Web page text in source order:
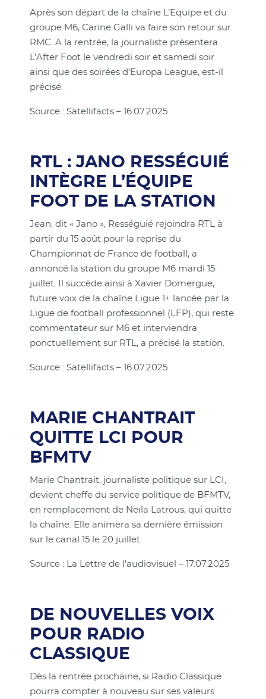
Après son départ de la chaîne L’Equipe et du
groupe M6, Carine Galli va faire son retour sur
RMC. A la rentrée, la journaliste présentera
L’After Foot le vendredi soir et samedi soir
ainsi que des soirées d’Europa League, est-il
précisé.
Source : Satellifacts – 16.07.2025
RTL : JANO RESSÉGUIÉ
INTÈGRE L’ÉQUIPE
FOOT DE LA STATION
Jean, dit « Jano », Rességuié rejoindra RTL à
partir du 15 août pour la reprise du
Championnat de France de football, a
annoncé la station du groupe M6 mardi 15
juillet. Il succède ainsi à Xavier Domergue,
future voix de la chaîne Ligue 1+ lancée par la
Ligue de football professionnel (LFP), qui reste
commentateur sur M6 et interviendra
ponctuellement sur RTL, a précisé la station.
Source : Satellifacts – 16.07.2025
MARIE CHANTRAIT
QUITTE LCI POUR
BFMTV
Marie Chantrait, journaliste politique sur LCI,
devient cheffe du service politique de BFMTV,
en remplacement de Neïla Latrous, qui quitte
la chaîne. Elle animera sa dernière émission
sur le canal 15 le 20 juillet.
Source : La Lettre de l’audiovisuel – 17.07.2025
DE NOUVELLES VOIX
POUR RADIO
CLASSIQUE
Dès la rentrée prochaine, si Radio Classique
pourra compter à nouveau sur ses valeurs